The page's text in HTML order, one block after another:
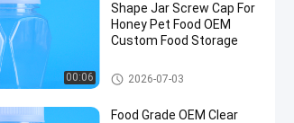
00:06
Shape Jar Screw Cap For
Honey Pet Food OEM
Custom Food Storage
Tarro del envase de plástico
2026-07-03
Food Grade OEM Clear